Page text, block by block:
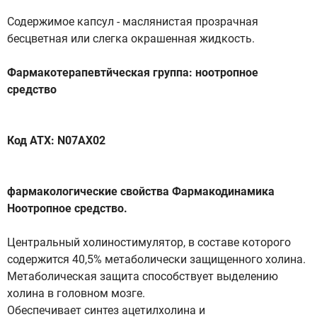
Содержимое капсул - маслянистая прозрачная
бесцветная или слегка окрашенная жидкость.
Фармакотерапевтйческая группа: ноотропное
средство
Код ATX: N07AX02
фармакологические свойства Фармакодинамика
Ноотропное средство.
Центральный холиностимулятор, в составе которого
содержится 40,5% метаболически защищенного холина.
Метаболическая защита способствует выделению
холина в головном мозге.
Обеспечивает синтез ацетилхолина и